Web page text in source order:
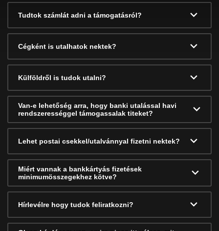
Tudtok számlát adni a támogatásról?
Cégként is utalhatok nektek?
Külföldről is tudok utalni?
Van-e lehetőség arra, hogy banki utalással havi
rendszerességgel támogassalak titeket?
Lehet postai csekkel/utalvánnyal fizetni nektek?
Miért vannak a bankkártyás fizetések
minimumösszegekhez kötve?
Hírlevélre hogy tudok feliratkozni?